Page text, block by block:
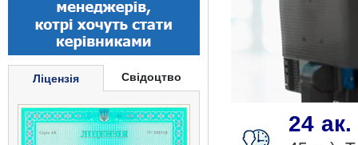
Ліцензія Свідоцтво
24